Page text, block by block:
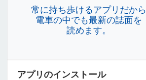
常に持ち歩けるアプリだから
電車の中でも最新の誌面を
読めます。
アプリのインストール